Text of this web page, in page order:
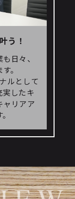
う！
日々、
。
ルとして
したキ
ャリアア